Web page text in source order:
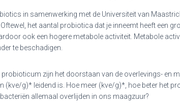
in samenwerking met de Universiteit van
het aantal probiotica dat je inneemt heeft een
ook een hogere metabole activiteit. Metabole
te beschadigen.
zijn het doorstaan van de overlevings- en
(kve/g)* leidend is. Hoe meer (kve/g)*, hoe beter het
allemaal overlijden in ons maagzuur?